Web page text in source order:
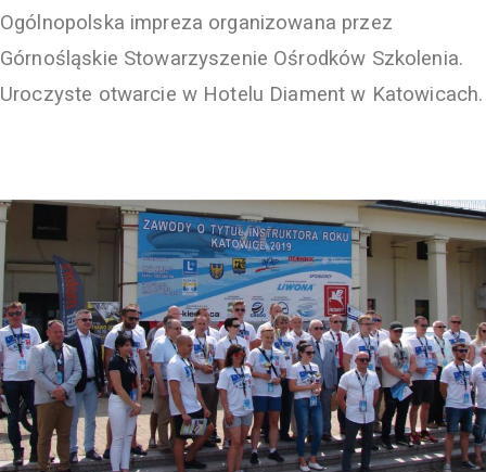
Ogólnopolska impreza organizowana przez
Górnośląskie Stowarzyszenie Ośrodków Szkolenia.
Uroczyste otwarcie w Hotelu Diament w Katowicach.